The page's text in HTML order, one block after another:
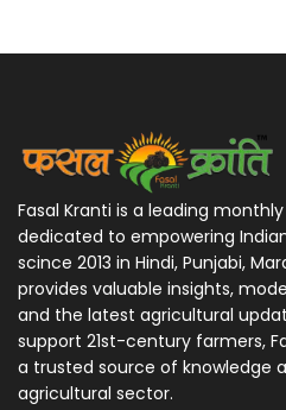
Fasal Kranti is a leading
dedicated to empowering
scince 2013 in Hindi, Punjabi,
provides valuable insights,
and the latest agricultural
support 21st-century farmers,
a trusted source of knowledge
agricultural sector.